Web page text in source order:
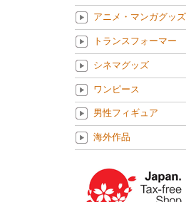
アニメ・マンガグッズ
トランスフォーマー
シネマグッズ
ワンピース
男性フィギュア
海外作品